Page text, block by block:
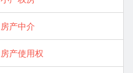
房产中介
房产使用权